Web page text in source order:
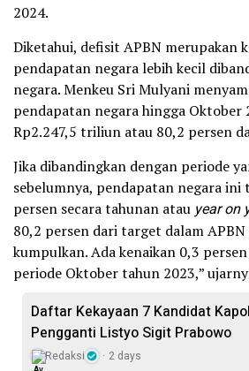
2024.
Diketahui, defisit APBN merupakan
pendapatan negara lebih kecil
negara. Menkeu Sri Mulyani
pendapatan negara hingga Oktober
Rp2.247,5 triliun atau 80,2 persen
Jika dibandingkan dengan periode
sebelumnya, pendapatan negara ini
persen secara tahunan atau year on
80,2 persen dari target dalam
kumpulkan. Ada kenaikan 0,3
periode Oktober tahun 2023,”
Daftar Kekayaan 7 Kandidat
Pengganti Listyo Sigit Prabowo
Redaksi 2 days